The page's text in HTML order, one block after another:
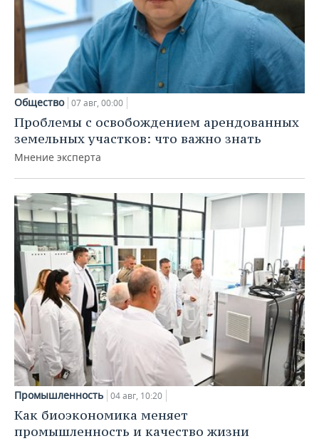
Общество 07 авг, 00:00
Проблемы с освобождением арендованных
земельных участков: что важно знать
Мнение эксперта
Промышленность 04 авг, 10:20
Как биоэкономика меняет
промышленность и качество жизни